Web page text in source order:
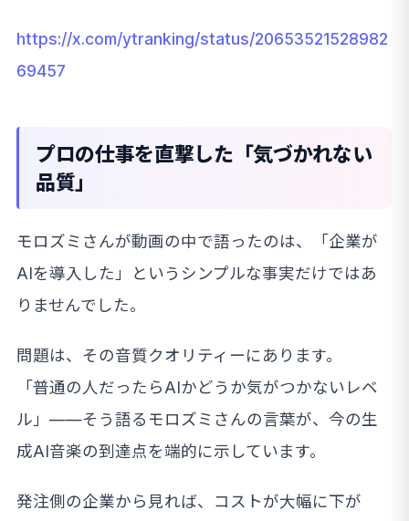
https://x.com/ytranking/status/20653521528982
69457
プロの仕事を直撃した「気づかれない
品質」
モロズミさんが動画の中で語ったのは、「企業が
AIを導入した」というシンプルな事実だけではあ
りませんでした。
問題は、その音質クオリティーにあります。
「普通の人だったらAIかどうか気がつかないレベ
ル」——そう語るモロズミさんの言葉が、今の生
成AI音楽の到達点を端的に示しています。
発注側の企業から見れば、コストが大幅に下が